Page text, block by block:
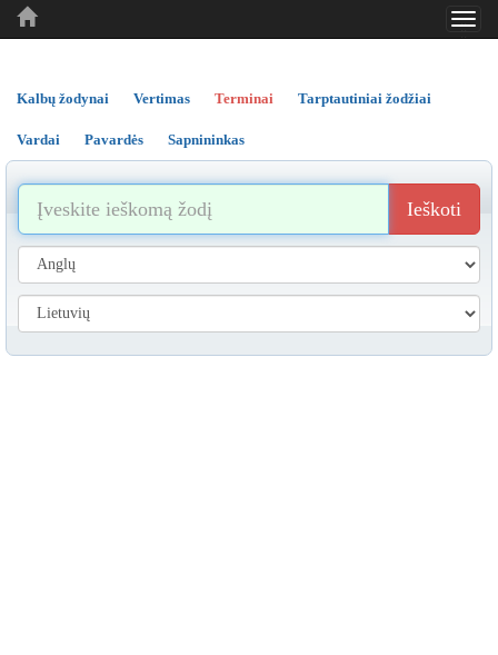
..
..
Kalbų žodynai Vertimas Terminai Tarptautiniai žodžiai
Vardai Pavardės Sapnininkas
Ieškoti